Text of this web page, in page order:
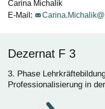
Carina Michalik
E-Mail:
Dezernat F 3
3. Phase
Professionalisierung in